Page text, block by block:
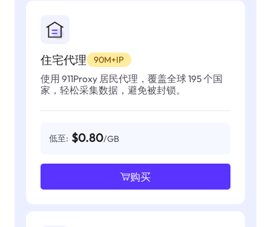
住宅代理 90M+IP
使用 911Proxy 居民代理，覆盖全球 195 个国
家，轻松采集数据，避免被封锁。
低至: $0.80/GB
购买